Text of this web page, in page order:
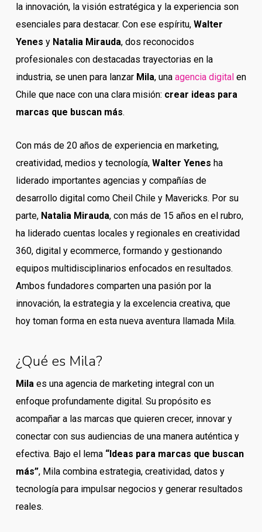
la innovación, la visión estratégica y la experiencia son
esenciales para destacar. Con ese espíritu, Walter
Yenes y Natalia Mirauda, dos reconocidos
profesionales con destacadas trayectorias en la
industria, se unen para lanzar Mila, una agencia digitalen
Chile que nace con una clara misión: crear ideas para
marcas que buscan más.
Con más de 20 años de experiencia en marketing,
creatividad, medios y tecnología, Walter Yenes ha
liderado importantes agencias y compañías de
desarrollo digital como Cheil Chile y Mavericks. Por su
parte, Natalia Mirauda, con más de 15 años en el rubro,
ha liderado cuentas locales y regionales en creatividad
360, digital y ecommerce, formando y gestionando
equipos multidisciplinarios enfocados en resultados.
Ambos fundadores comparten una pasión por la
innovación, la estrategia y la excelencia creativa, que
hoy toman forma en esta nueva aventura llamada Mila.
¿Qué es Mila?
Mila es una agencia de marketing integral con un
enfoque profundamente digital. Su propósito es
acompañar a las marcas que quieren crecer, innovar y
conectar con sus audiencias de una manera auténtica y
efectiva. Bajo el lema “Ideas para marcas que buscan
más”, Mila combina estrategia, creatividad, datos y
tecnología para impulsar negocios y generar resultados
reales.